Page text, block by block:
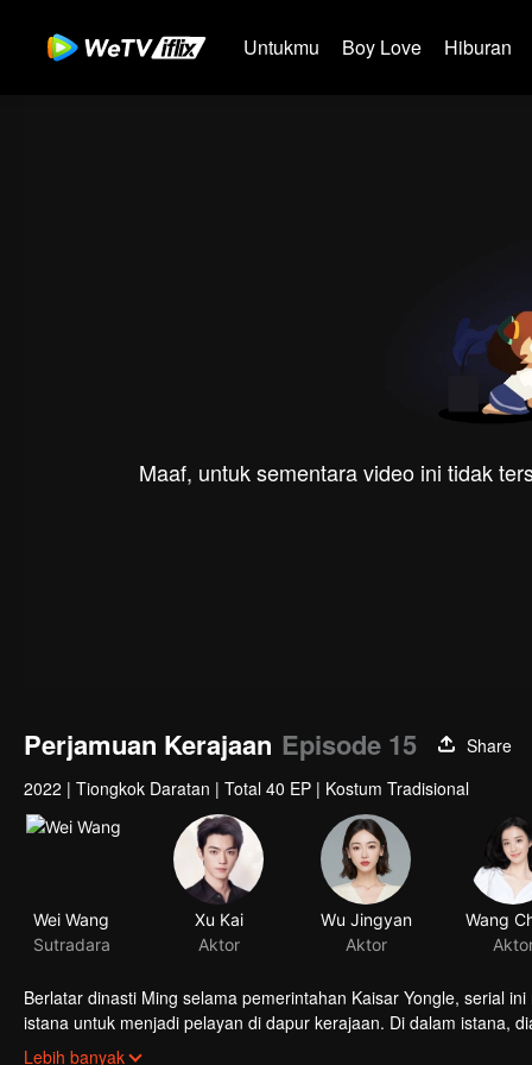
Untukmu Boy Love Hiburan
Maaf, untuk sementara video ini tidak
Perjamuan Kerajaan Episode 15
Share
2022 | Tiongkok Daratan | Total 40 EP | Kostum Tradisional
Wei Wang
Sutradara
Xu Kai
Aktor
Wu Jingyan
Aktor
Berlatar dinasti Ming selama pemerintahan Kaisar Yongle, serial
istana untuk menjadi pelayan di dapur kerajaan. Di dalam istana,
sambil menyempurnakan keahliannya; sekaligus menjalin
Lebih banyak